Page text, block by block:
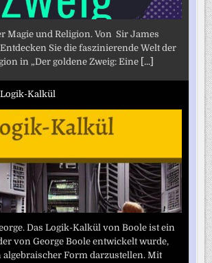
Magie und Religion. Von Sir James
Sie die faszinierende Welt der
in „Der goldene Zweig: Eine [...]
Kalkül
Das Logik-Kalkül von Boole ist ein
von George Boole entwickelt wurde,
algebraischer Form darzustellen. Mit